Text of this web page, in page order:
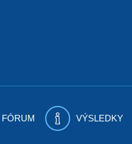
FÓRUM VÝSLEDKY